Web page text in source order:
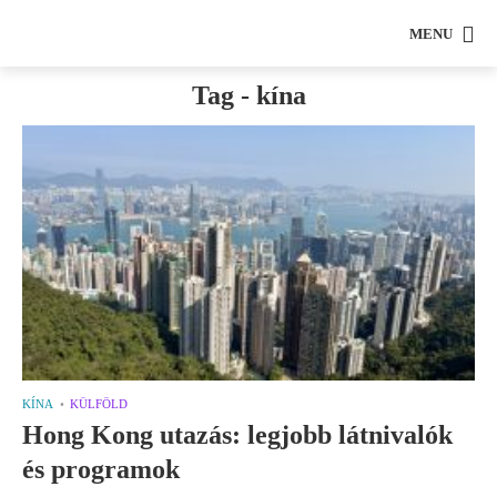
MENU
Tag - kína
KÍNA KÜLFÖLD
Hong Kong utazás: legjobb látnivalók
és programok